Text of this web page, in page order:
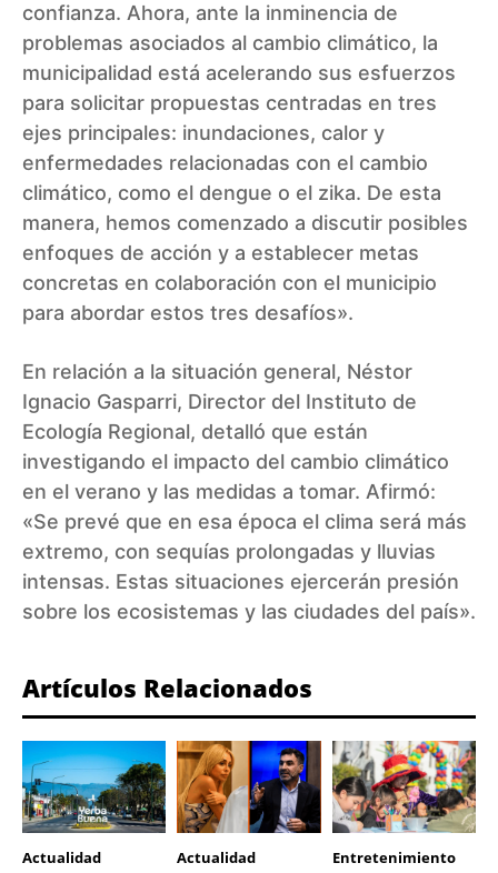
confianza. Ahora, ante la inminencia de
problemas asociados al cambio climático, la
municipalidad está acelerando sus esfuerzos
para solicitar propuestas centradas en tres
ejes principales: inundaciones, calor y
enfermedades relacionadas con el cambio
climático, como el dengue o el zika. De esta
manera, hemos comenzado a discutir posibles
enfoques de acción y a establecer metas
concretas en colaboración con el municipio
para abordar estos tres desafíos».
En relación a la situación general, Néstor
Ignacio Gasparri, Director del Instituto de
Ecología Regional, detalló que están
investigando el impacto del cambio climático
en el verano y las medidas a tomar. Afirmó:
«Se prevé que en esa época el clima será más
extremo, con sequías prolongadas y lluvias
intensas. Estas situaciones ejercerán presión
sobre los ecosistemas y las ciudades del país».
Artículos Relacionados
Actualidad Actualidad Entretenimiento